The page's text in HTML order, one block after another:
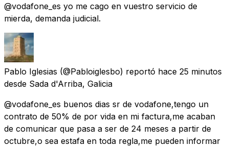
@vodafone_es yo me cago en vuestro servicio de
mierda, demanda judicial.
Pablo Iglesias (@Pabloiglesbo) reportó hace 25 minutos
desde Sada d'Arriba, Galicia
@vodafone_es buenos dias sr de vodafone,tengo un
contrato de 50% de por vida en mi factura,me acaban
de comunicar que pasa a ser de 24 meses a partir de
octubre,o sea estafa en toda regla,me pueden informar